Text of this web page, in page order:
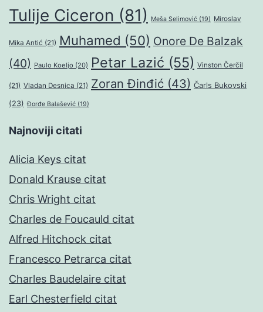
Tulije Ciceron (81) Meša Selimović (19) Miroslav
Mika Antić (21) Muhamed (50) Onore De Balzak
(40) Paulo Koeljo (20) Petar Lazić (55) Vinston Čerčil
(21) Vladan Desnica (21) Zoran Đinđić (43) Čarls Bukovski
(23) Đorđe Balašević (19)
Najnoviji citati
Alicia Keys citat
Donald Krause citat
Chris Wright citat
Charles de Foucauld citat
Alfred Hitchock citat
Francesco Petrarca citat
Charles Baudelaire citat
Earl Chesterfield citat